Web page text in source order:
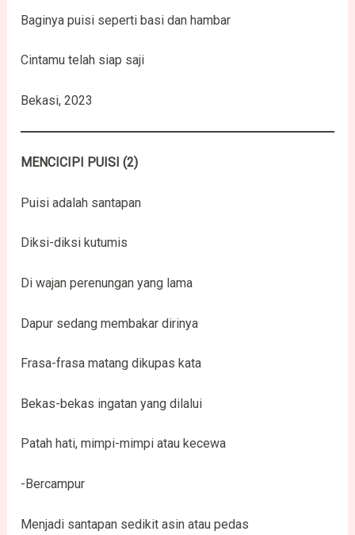
Baginya puisi seperti basi dan hambar
Cintamu telah siap saji
Bekasi, 2023
MENCICIPI PUISI (2)
Puisi adalah santapan
Diksi-diksi kutumis
Di wajan perenungan yang lama
Dapur sedang membakar dirinya
Frasa-frasa matang dikupas kata
Bekas-bekas ingatan yang dilalui
Patah hati, mimpi-mimpi atau kecewa
-Bercampur
Menjadi santapan sedikit asin atau pedas